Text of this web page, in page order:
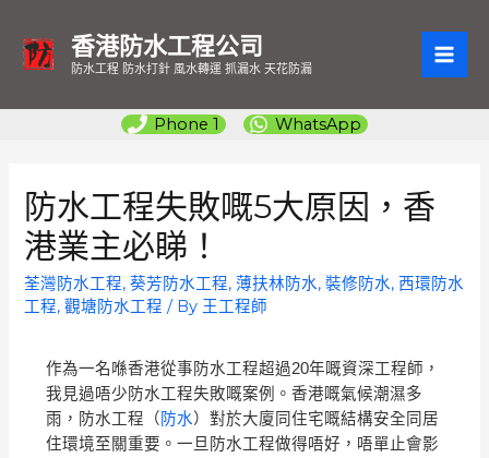
香港防水工程公司
防水工程 防水打針 風水轉運 抓漏水 天花防漏
Phone 1 WhatsApp
防水工程失敗嘅5大原因，香
港業主必睇！
荃灣防水工程,葵芳防水工程,薄扶林防水,裝修防水,西環防水
工程,觀塘防水工程 / By 王工程師
作為一名喺香港從事防水工程超過20年嘅資深工程師，
我見過唔少防水工程失敗嘅案例。香港嘅氣候潮濕多
雨，防水工程（ 防水）對於大廈同住宅嘅結構安全同居
住環境至關重要。一旦防水工程做得唔好，唔單止會影